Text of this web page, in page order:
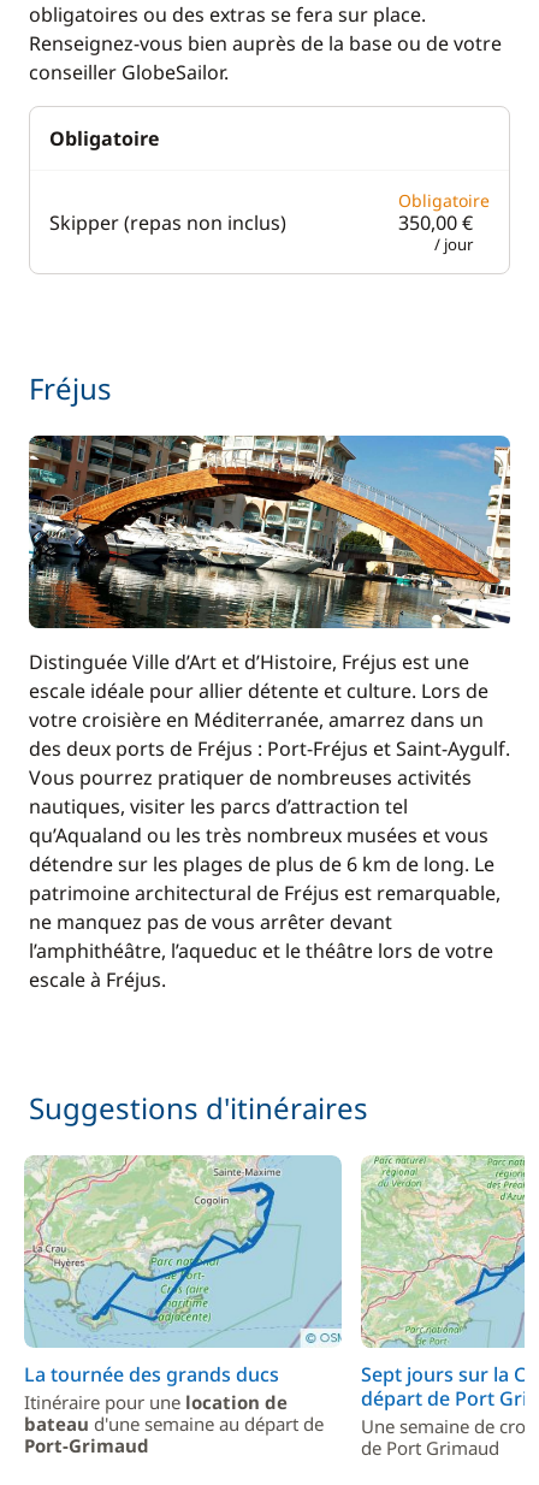
Electronique
Anémomètre
Convertisseur 220V
GPS
Loch - Speedo
Pilote automatique
VHF
Divers
Equipement de
Cuisine
Congélateur
Cuisinière
Ice Maker
Machine à café
Micro-ondes
Réfrigérateur
Réfrigérateur
éléctrique
Confort
Climatisation
Dessalinisateur
Eau chaude
Générateur
Plateforme de bain
WC électrique
obligatoires ou des extras se fera sur place.
Renseignez-vous bien auprès de la base ou de votre
conseiller GlobeSailor.
Obligatoire
Skipper (repas non inclus)
Obligatoire
350,00 €
/ jour
Fréjus
Distinguée Ville d’Art et d’Histoire, Fréjus est une
escale idéale pour allier détente et culture. Lors de
votre croisière en Méditerranée, amarrez dans un
des deux ports de Fréjus : Port-Fréjus et Saint-Aygulf.
Vous pourrez pratiquer de nombreuses activités
nautiques, visiter les parcs d’attraction tel
qu’Aqualand ou les très nombreux musées et vous
détendre sur les plages de plus de 6 km de long. Le
patrimoine architectural de Fréjus est remarquable,
ne manquez pas de vous arrêter devant
l’amphithéâtre, l’aqueduc et le théâtre lors de votre
escale à Fréjus.
Suggestions d'itinéraires
La tournée des grands ducs
Itinéraire pour une location de
bateau d'une semaine au départ de
Port-Grimaud
Sept jours sur la
départ de Port
Une semaine de
de Port Grimaud